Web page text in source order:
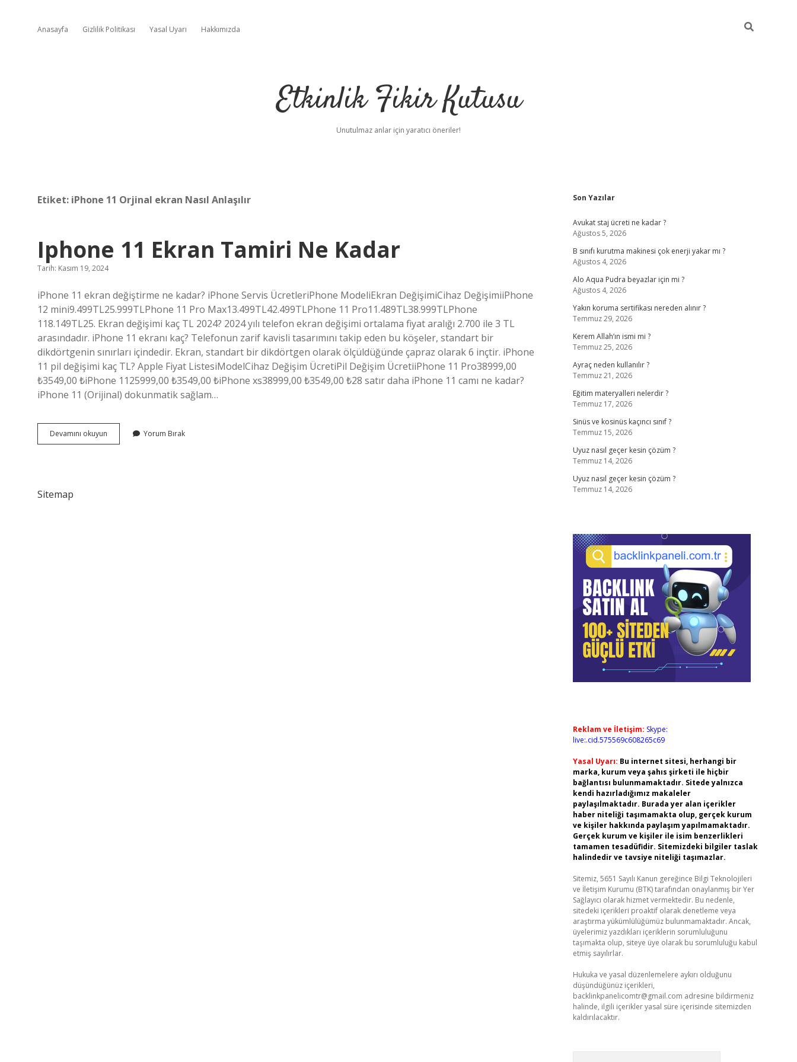
Anasayfa Gizlilik Politikası Yasal Uyarı Hakkımızda
Etkinlik Fikir Kutusu
Unutulmaz anlar için yaratıcı öneriler!
Etiket: iPhone 11 Orjinal ekran Nasıl Anlaşılır
Iphone 11 Ekran Tamiri Ne Kadar
Tarih: Kasım 19, 2024
iPhone 11 ekran değiştirme ne kadar? iPhone Servis ÜcretleriPhone ModeliEkran DeğişimiCihaz DeğişimiiPhone
12 mini9.499TL25.999TLPhone 11 Pro Max13.499TL42.499TLPhone 11 Pro11.489TL38.999TLPhone
118.149TL25. Ekran değişimi kaç TL 2024? 2024 yılı telefon ekran değişimi ortalama fiyat aralığı 2.700 ile 3 TL
arasındadır. iPhone 11 ekranı kaç? Telefonun zarif kavisli tasarımını takip eden bu köşeler, standart bir
dikdörtgenin sınırları içindedir. Ekran, standart bir dikdörtgen olarak ölçüldüğünde çapraz olarak 6 inçtir. iPhone
11 pil değişimi kaç TL? Apple Fiyat ListesiModelCihaz Değişim ÜcretiPil Değişim ÜcretiiPhone 11 Pro38999,00
₺3549,00 ₺iPhone 1125999,00 ₺3549,00 ₺iPhone xs38999,00 ₺3549,00 ₺28 satır daha iPhone 11 camı ne kadar?
iPhone 11 (Orijinal) dokunmatik sağlam…
Devamını okuyun
11
Yorum Bırak
Sitemap
Sidebar
Son Yazılar
Avukat staj ücreti ne kadar ?
Ağustos 5, 2026
B sınıfı kurutma makinesi çok enerji yakar mı ?
Ağustos 4, 2026
Alo Aqua Pudra beyazlar için mi ?
Ağustos 4, 2026
Yakın koruma sertifikası nereden alınır ?
Temmuz 29, 2026
Kerem Allah’ın ismi mi ?
Temmuz 25, 2026
Ayraç neden kullanılır ?
Temmuz 21, 2026
Eğitim materyalleri nelerdir ?
Temmuz 17, 2026
Sinüs ve kosinüs kaçıncı sınıf ?
Temmuz 15, 2026
Uyuz nasıl geçer kesin çözüm ?
Temmuz 14, 2026
Uyuz nasıl geçer kesin çözüm ?
Temmuz 14, 2026
Reklam ve İletişim: Skype:
live:.cid.575569c608265c69
Yasal Uyarı: Bu internet sitesi, herhangi bir
marka, kurum veya şahıs şirketi ile hiçbir
bağlantısı bulunmamaktadır. Sitede yalnızca
kendi hazırladığımız makaleler
paylaşılmaktadır. Burada yer alan içerikler
haber niteliği taşımamakta olup, gerçek kurum
ve kişiler hakkında paylaşım yapılmamaktadır.
Gerçek kurum ve kişiler ile isim benzerlikleri
tamamen tesadüfidir. Sitemizdeki bilgiler taslak
halindedir ve tavsiye niteliği taşımazlar.
Sitemiz, 5651 Sayılı Kanun gereğince Bilgi Teknolojileri
ve İletişim Kurumu (BTK) tarafından onaylanmış bir Yer
Sağlayıcı olarak hizmet vermektedir. Bu nedenle,
sitedeki içerikleri proaktif olarak denetleme veya
araştırma yükümlülüğümüz bulunmamaktadır. Ancak,
üyelerimiz yazdıkları içeriklerin sorumluluğunu
taşımakta olup, siteye üye olarak bu sorumluluğu kabul
etmiş sayılırlar.
Hukuka ve yasal düzenlemelere aykırı olduğunu
düşündüğünüz içerikleri,
backlinkpanelicomtr@gmail.com adresine bildirmeniz
halinde, ilgili içerikler yasal süre içerisinde sitemizden
kaldırılacaktır.